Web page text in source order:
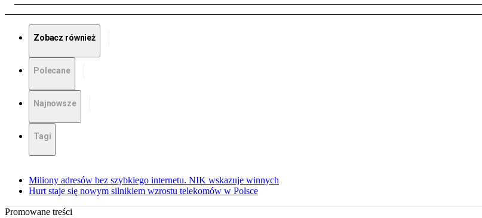
Zobacz również
Polecane
Najnowsze
Tagi
Miliony adresów bez szybkiego internetu. NIK wskazuje winnych
Hurt staje się nowym silnikiem wzrostu telekomów w Polsce
Promowane treści